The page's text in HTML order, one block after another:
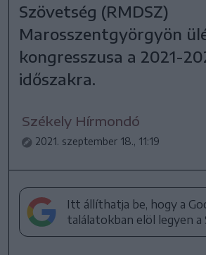
Szövetség (RMDSZ)
Marosszentgyörgyön
kongresszusa a 2021-
időszakra.
Székely Hírmondó
2021. szeptember 18., 11:19
Itt állíthatja be, hogy a
találatokban elöl legyen a